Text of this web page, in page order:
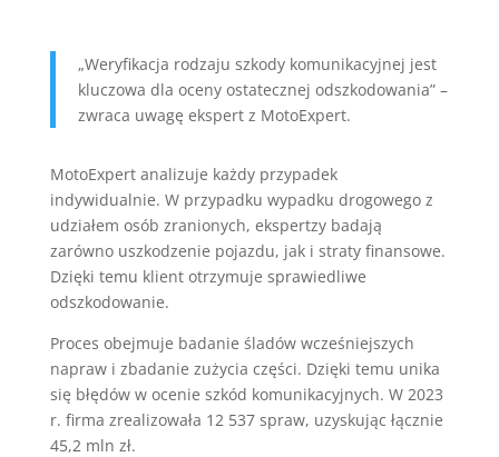
„Weryfikacja rodzaju szkody komunikacyjnej jest
kluczowa dla oceny ostatecznej odszkodowania” –
zwraca uwagę ekspert z MotoExpert.
MotoExpert analizuje każdy przypadek
indywidualnie. W przypadku wypadku drogowego z
udziałem osób zranionych, ekspertzy badają
zarówno uszkodzenie pojazdu, jak i straty finansowe.
Dzięki temu klient otrzymuje sprawiedliwe
odszkodowanie.
Proces obejmuje badanie śladów wcześniejszych
napraw i zbadanie zużycia części. Dzięki temu unika
się błędów w ocenie szkód komunikacyjnych. W 2023
r. firma zrealizowała 12 537 spraw, uzyskując łącznie
45,2 mln zł.